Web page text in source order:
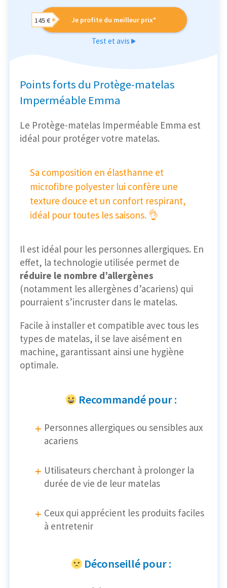
Je profite du meilleur prix*
145 €
Test et avis
Points forts du Protège-matelas
Imperméable Emma
Le Protège-matelas Imperméable Emma est
idéal pour protéger votre matelas.
Sa composition en élasthanne et
microfibre polyester lui confère une
texture douce et un confort respirant,
idéal pour toutes les saisons. 👌
Il est idéal pour les personnes allergiques. En
effet, la technologie utilisée permet de
réduire le nombre d’allergènes
(notamment les allergènes d’acariens) qui
pourraient s’incruster dans le matelas.
Facile à installer et compatible avec tous les
types de matelas, il se lave aisément en
machine, garantissant ainsi une hygiène
optimale.
Recommandé pour :
Personnes allergiques ou sensibles aux
acariens
Utilisateurs cherchant à prolonger la
durée de vie de leur matelas
Ceux qui apprécient les produits faciles
à entretenir
Déconseillé pour :